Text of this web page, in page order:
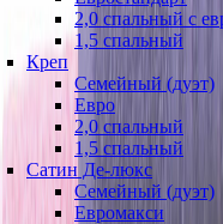
2,0 спальный с
1,5 спальный
Креп
Семейный (дуэт)
Евро
2,0 спальный
1,5 спальный
Сатин Де-люкс
Семейный (дуэт)
Евромакси